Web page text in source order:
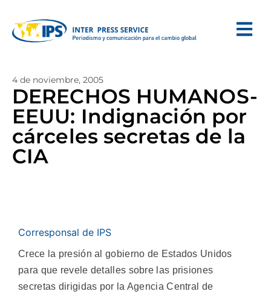
4 de noviembre, 2005
DERECHOS HUMANOS-
EEUU: Indignación por
cárceles secretas de la
CIA
Corresponsal de IPS
Crece la presión al gobierno de Estados Unidos
para que revele detalles sobre las prisiones
secretas dirigidas por la Agencia Central de